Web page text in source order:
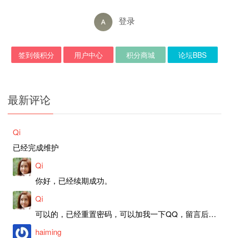
登录
签到领积分 用户中心 积分商城 论坛BBS
最新评论
Qi
已经完成维护
Qi
你好，已经续期成功。
Qi
可以的，已经重置密码，可以加我一下QQ，留言后我就发密码给你。
haiming